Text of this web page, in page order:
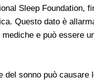
Sleep Foundation,
Questo dato è
e può essere
del sonno può